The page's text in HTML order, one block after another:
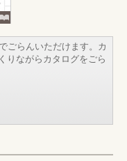
ごらんいただけます。カ
りながらカタログをごら